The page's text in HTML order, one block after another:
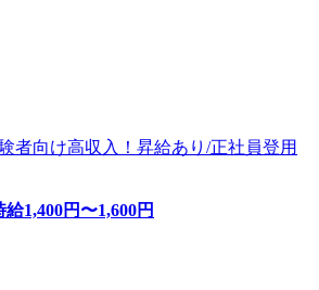
者向け高収入！昇給あり/正社員登用
給1,400円〜1,600円